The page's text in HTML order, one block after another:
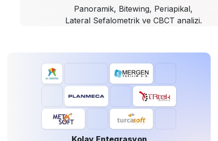
Panoramik, Bitewing, Periapikal,
Lateral Sefalometrik ve CBCT analizi.